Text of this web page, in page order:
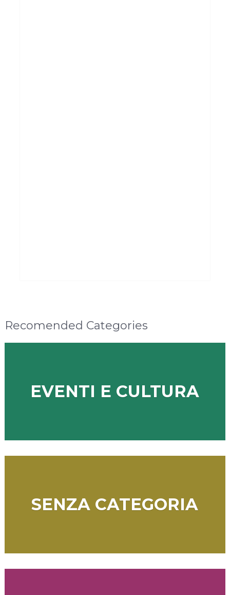
Recomended Categories
EVENTI E CULTURA
SENZA CATEGORIA